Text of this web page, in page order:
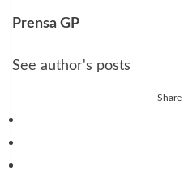
Prensa GP
See author's posts
Share